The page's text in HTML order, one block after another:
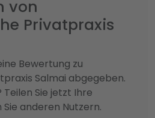
von
Privatpraxis
Bewertung zu
Salmai abgegeben.
Teilen Sie jetzt Ihre
anderen Nutzern.